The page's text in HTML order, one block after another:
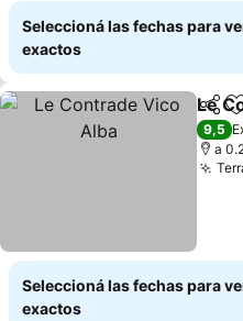
Seleccioná las fechas para
exactos
Le
9,5
a
Seleccioná las fechas para
exactos